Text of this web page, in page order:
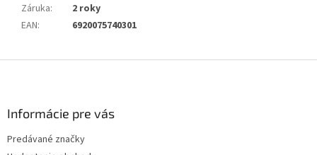
Záruka:
2 roky
EAN: 6920075740301
Informácie pre vás
Predávané značky